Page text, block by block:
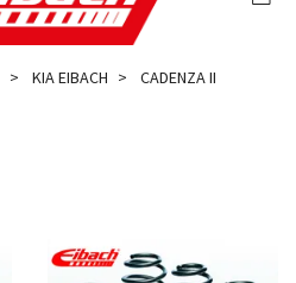
KIA EIBACH CADENZA II